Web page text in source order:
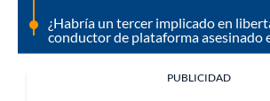
¿Habría un tercer implicado en
conductor de plataforma asesinado
PUBLICIDAD